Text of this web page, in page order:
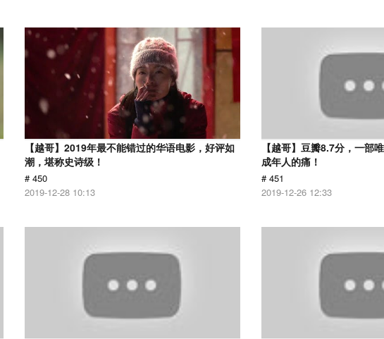
【越哥】2019年最不能错过的华语电影，好评如
潮，堪称史诗级！
# 450
2019-12-28 10:13
【越哥】豆瓣8.7分，一部
成年人的痛！
# 451
2019-12-26 12:33